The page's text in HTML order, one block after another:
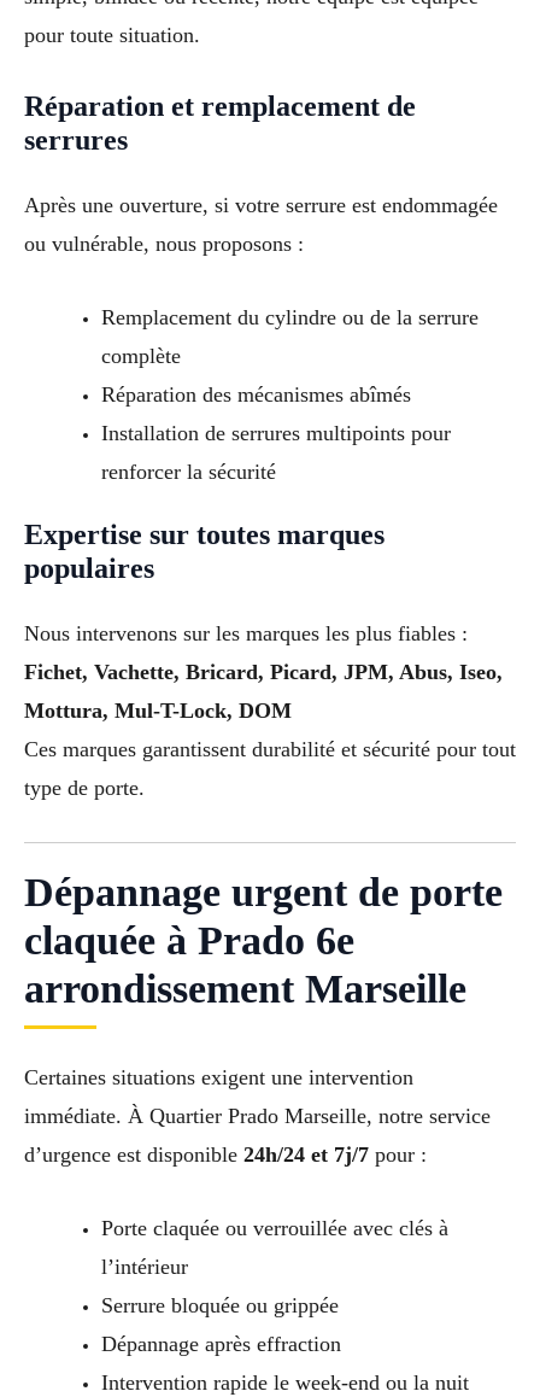
pour toute situation.
Réparation et remplacement de
serrures
Après une ouverture, si votre serrure est endommagée
ou vulnérable, nous proposons :
Remplacement du cylindre ou de la serrure
complète
Réparation des mécanismes abîmés
Installation de serrures multipoints pour
renforcer la sécurité
Expertise sur toutes marques
populaires
Nous intervenons sur les marques les plus fiables :
Fichet, Vachette, Bricard, Picard, JPM, Abus, Iseo,
Mottura, Mul-T-Lock, DOM
Ces marques garantissent durabilité et sécurité pour tout
type de porte.
Dépannage urgent de porte
claquée à Prado 6e
arrondissement Marseille
Certaines situations exigent une intervention
immédiate. À Quartier Prado Marseille, notre service
d’urgence est disponible 24h/24 et 7j/7 pour :
Porte claquée ou verrouillée avec clés à
l’intérieur
Serrure bloquée ou grippée
Dépannage après effraction
Intervention rapide le week-end ou la nuit